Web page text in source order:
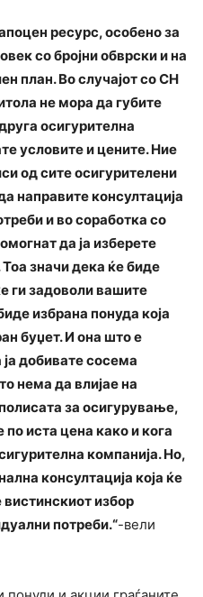
ресурс, особено за
со бројни обврски и на
план. Во случајот со СН
не мора да губите
осигурителна
условите и цените. Ние
од сите осигурителени
направите консултација
и во соработка со
да ја изберете
значи дека ќе биде
ги задоволи вашите
избрана понуда која
буџет. И она што е
ја добивате сосема
нема да влијае на
за осигурување,
по иста цена како и кога
компанија. Но,
консултација која ќе
избор
потреби.“-вели